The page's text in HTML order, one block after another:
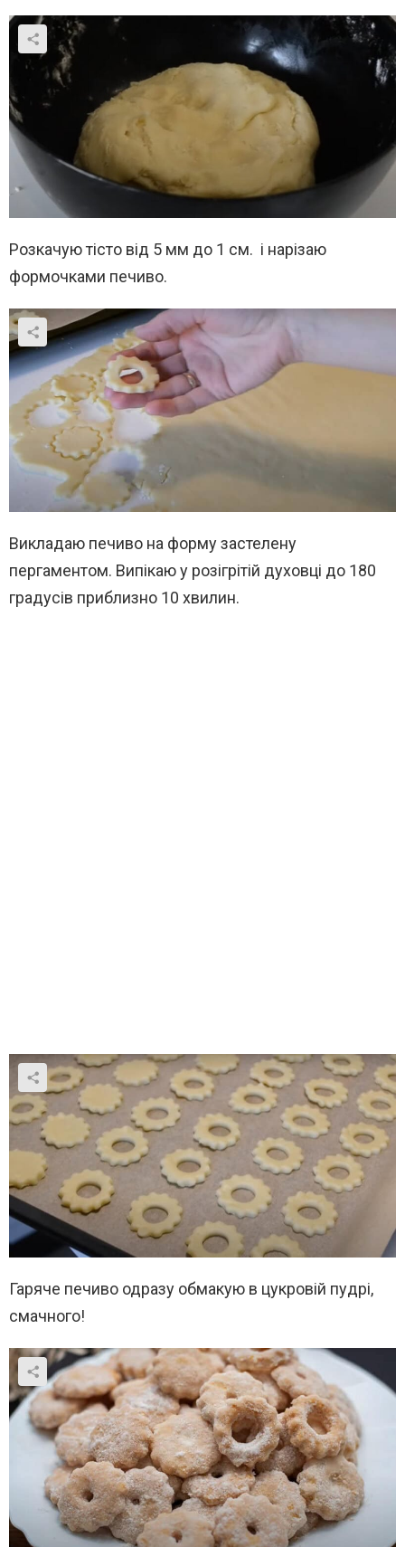
Розкачую тісто від 5 мм до 1 см. і нарізаю
формочками печиво.
Викладаю печиво на форму застелену
пергаментом. Випікаю у розігрітій духовці до 180
градусів приблизно 10 хвилин.
Гаряче печиво одразу обмакую в цукровій пудрі,
смачного!